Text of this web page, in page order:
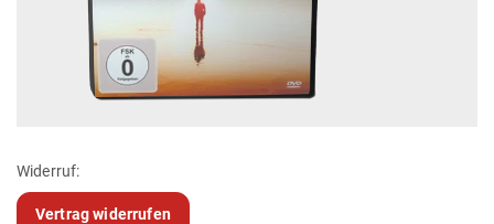
Widerruf:
Vertrag widerrufen